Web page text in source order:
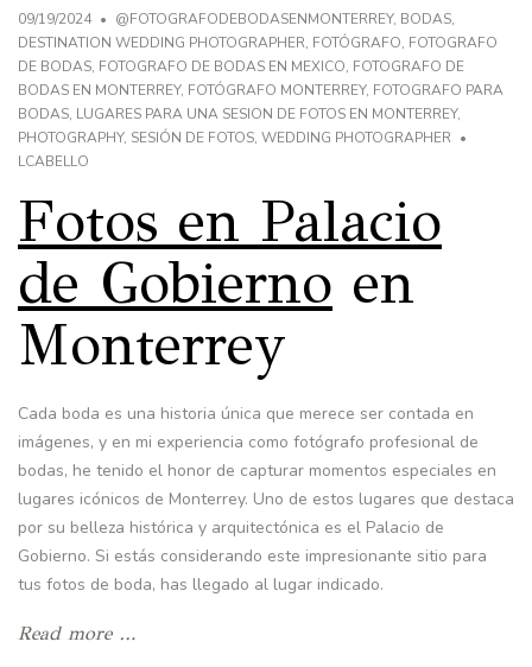
09/19/2024 @FOTOGRAFODEBODASENMONTERREY, BODAS,
DESTINATION WEDDING PHOTOGRAPHER, FOTÓGRAFO, FOTOGRAFO
DE BODAS, FOTOGRAFO DE BODAS EN MEXICO, FOTOGRAFO DE
BODAS EN MONTERREY, FOTÓGRAFO MONTERREY, FOTOGRAFO PARA
BODAS, LUGARES PARA UNA SESION DE FOTOS EN MONTERREY,
PHOTOGRAPHY, SESIÓN DE FOTOS, WEDDING PHOTOGRAPHER
LCABELLO
Fotos en Palacio
de Gobierno en
Monterrey
Cada boda es una historia única que merece ser contada en
imágenes, y en mi experiencia como fotógrafo profesional de
bodas, he tenido el honor de capturar momentos especiales en
lugares icónicos de Monterrey. Uno de estos lugares que destaca
por su belleza histórica y arquitectónica es el Palacio de
Gobierno. Si estás considerando este impresionante sitio para
tus fotos de boda, has llegado al lugar indicado.
Read more …